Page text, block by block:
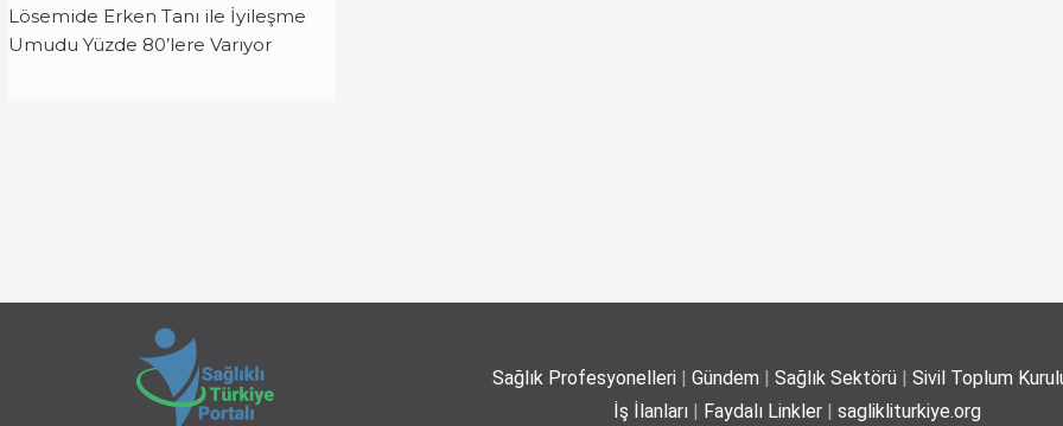
Lösemide Erken Tanı ile İyileşme
Umudu Yüzde 80’lere Varıyor
Sağlık Profesyonelleri| Gündem | Sağlık Sektörü | Sivil Toplum
İş İlanları | Faydalı Linkler | saglikliturkiye.org